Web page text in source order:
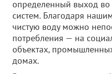
определенный выход
систем. Благодаря
чистую воду можно
потребления — на
объектах,
домах.